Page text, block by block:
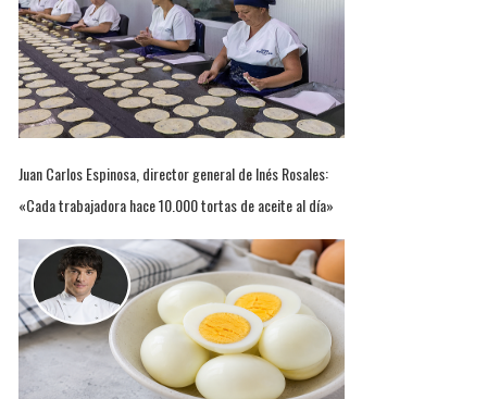
Juan Carlos Espinosa, director general de Inés Rosales:
«Cada trabajadora hace 10.000 tortas de aceite al día»